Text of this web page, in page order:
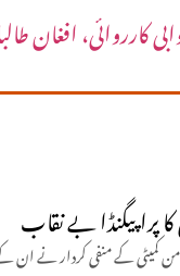
افغان
پراپیگنڈا بے نقاب
کمیٹی کے منفی کردار نے